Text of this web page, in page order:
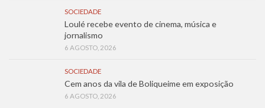
SOCIEDADE
Loulé recebe evento de cinema, música e
jornalismo
6 AGOSTO, 2026
SOCIEDADE
Cem anos da vila de Boliqueime em exposição
6 AGOSTO, 2026